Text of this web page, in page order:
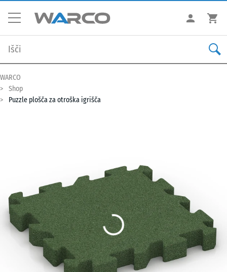
WARCO
Shop
Puzzle plošča za otroška igrišča